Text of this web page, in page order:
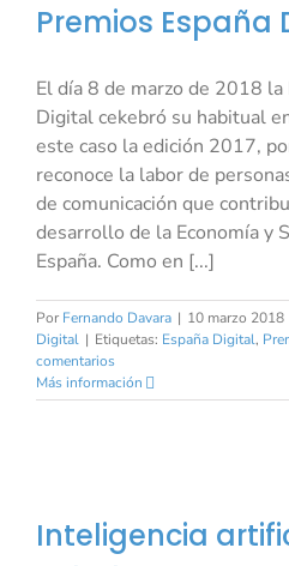
Premios España
El día 8 de marzo de 2018 la
Digital cekebró su habitual
este caso la edición 2017,
reconoce la labor de
de comunicación que
desarrollo de la Economía y
España. Como en [...]
Por Fernando Davara | 10 marzo 2018
Digital | Etiquetas: España Digital,
comentarios
Más información
Inteligencia